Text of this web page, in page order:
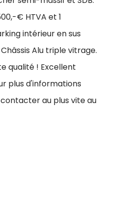
€ HTVA et 1
intérieur en sus
Alu triple vitrage.
qualité ! Excellent
plus d'informations
au plus vite au